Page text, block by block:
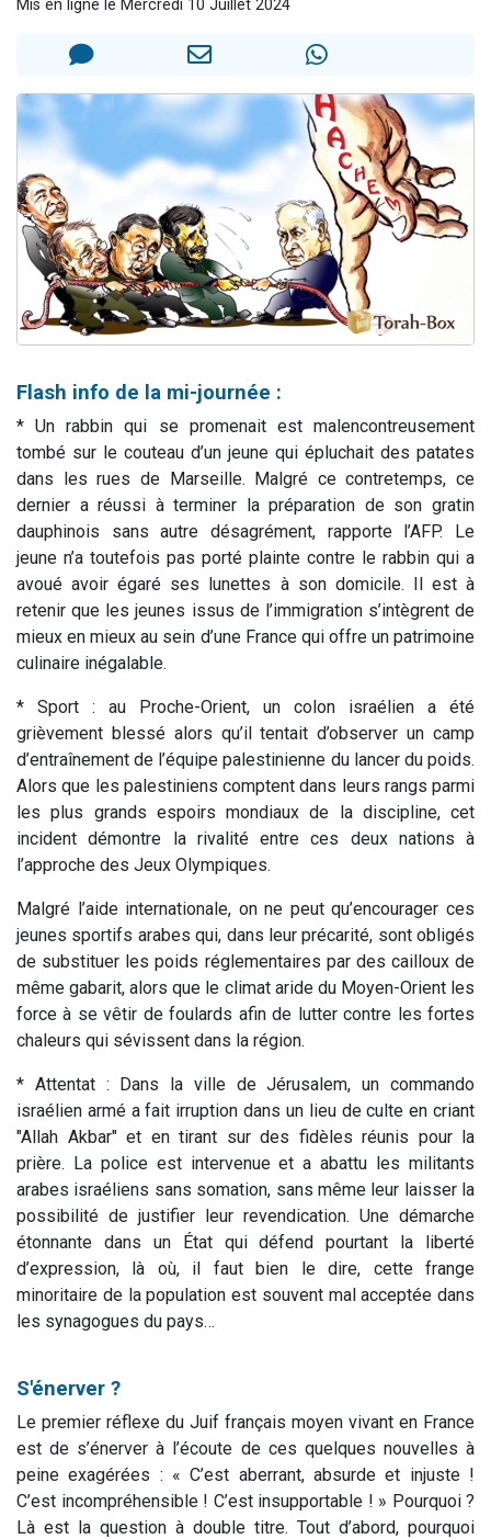
2 nouvelles musiques dans Torah-Box Music
Mis en ligne le Mercredi 10 Juillet 2024
Flash info de la mi-journée :
* Un rabbin qui se promenait est malencontreusement
tombé sur le couteau d’un jeune qui épluchait des patates
dans les rues de Marseille. Malgré ce contretemps, ce
dernier a réussi à terminer la préparation de son gratin
dauphinois sans autre désagrément, rapporte l’AFP. Le
jeune n’a toutefois pas porté plainte contre le rabbin qui a
avoué avoir égaré ses lunettes à son domicile. Il est à
retenir que les jeunes issus de l’immigration s’intègrent de
mieux en mieux au sein d’une France qui offre un patrimoine
culinaire inégalable.
* Sport : au Proche-Orient, un colon israélien a été
grièvement blessé alors qu’il tentait d’observer un camp
d’entraînement de l’équipe palestinienne du lancer du poids.
Alors que les palestiniens comptent dans leurs rangs parmi
les plus grands espoirs mondiaux de la discipline, cet
incident démontre la rivalité entre ces deux nations à
l’approche des Jeux Olympiques.
Malgré l’aide internationale, on ne peut qu’encourager ces
jeunes sportifs arabes qui, dans leur précarité, sont obligés
de substituer les poids réglementaires par des cailloux de
même gabarit, alors que le climat aride du Moyen-Orient les
force à se vêtir de foulards afin de lutter contre les fortes
chaleurs qui sévissent dans la région.
* Attentat : Dans la ville de Jérusalem, un commando
israélien armé a fait irruption dans un lieu de culte en criant
"Allah Akbar" et en tirant sur des fidèles réunis pour la
prière. La police est intervenue et a abattu les militants
arabes israéliens sans somation, sans même leur laisser la
possibilité de justifier leur revendication. Une démarche
étonnante dans un État qui défend pourtant la liberté
d’expression, là où, il faut bien le dire, cette frange
minoritaire de la population est souvent mal acceptée dans
les synagogues du pays…
S'énerver ?
Le premier réflexe du Juif français moyen vivant en France
est de s’énerver à l’écoute de ces quelques nouvelles à
peine exagérées : « C’est aberrant, absurde et injuste !
C’est incompréhensible ! C’est insupportable ! » Pourquoi ?
Là est la question à double titre. Tout d’abord, pourquoi